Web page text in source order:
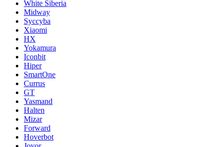
White Siberia
Midway
Syccyba
Xiaomi
HX
Yokamura
Iconbit
Hiper
SmartOne
Currus
GT
Yasmand
Halten
Mizar
Forward
Hoverbot